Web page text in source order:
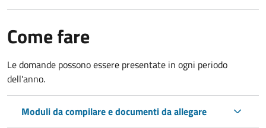
Come fare
Le domande possono essere presentate in ogni periodo
dell'anno.
Moduli da compilare e documenti da allegare